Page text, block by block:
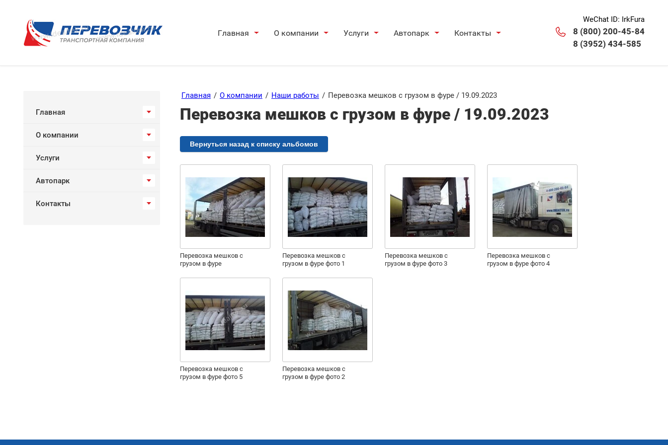
Главная О компании Услуги Автопарк Контакты
WeChat ID: IrkFura
8 (800) 200-45-84
8 (3952) 434-585
Главная
О компании
Услуги
Автопарк
Контакты
Главная / О компании / Наши работы / Перевозка мешков c грузом в фуре / 19.09.2023
Перевозка мешков c грузом в фуре / 19.09.2023
Вернуться назад к списку альбомов
Перевозка мешков с
грузом в фуре
Перевозка мешков с
грузом в фуре фото 1
Перевозка мешков с
грузом в фуре фото 3
Перевозка мешков с
грузом в фуре фото 4
Перевозка мешков с
грузом в фуре фото 5
Перевозка мешков с
грузом в фуре фото 2